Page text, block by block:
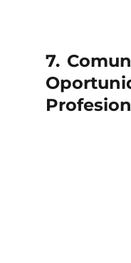
7.